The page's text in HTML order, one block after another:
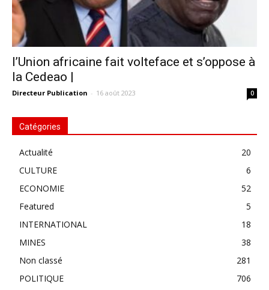
l’Union africaine fait volteface et s’oppose à
la Cedeao |
Directeur Publication - 16 août 2023 0
Catégories
Actualité
20
CULTURE
6
ECONOMIE
52
Featured
5
INTERNATIONAL
18
MINES
38
Non classé
281
POLITIQUE
706